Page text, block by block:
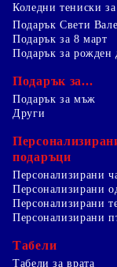
Коледни тениски
Подарък Свети
Подарък за 8 март
Подарък за рожден
Подарък за...
Подарък за мъж
Други
подаръци
Персонализирани
Персонализирани
Персонализирани
Персонализирани
Табели
Табели за врата